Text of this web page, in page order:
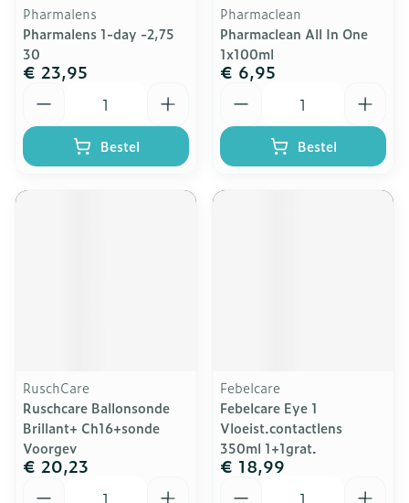
Pharmalens
Pharmalens 1-day -2,75
30
€ 23,95
Bestel
Pharmaclean
Pharmaclean All In One
1x100ml
€ 6,95
Bestel
RuschCare
Ruschcare Ballonsonde
Brillant+ Ch16+sonde
Voorgev
€ 20,23
Febelcare
Febelcare Eye 1
Vloeist.contactlens
350ml 1+1grat.
€ 18,99